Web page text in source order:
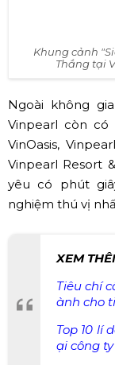
Khung cảnh
Thắng tại
Ngoài không
VinOasis,
yêu có phút
nghiệm thú vị